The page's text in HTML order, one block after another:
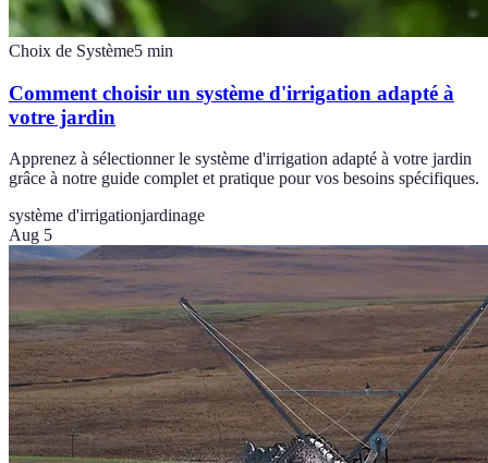
Choix de Système5 min
Comment choisir un système d'irrigation adapté à
votre jardin
Apprenez à sélectionner le système d'irrigation adapté à votre jardin
grâce à notre guide complet et pratique pour vos besoins spécifiques.
système d'irrigationjardinage
Aug 5